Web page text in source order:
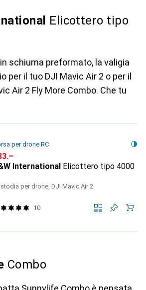
Elicottero tipo
schiuma preformato, la valigia
per il tuo DJI Mavic Air 2 o per il
Air 2 Fly More Combo. Che tu
per drone RC
International Elicottero tipo 4000
per drone, DJI Mavic Air 2
10
Combo